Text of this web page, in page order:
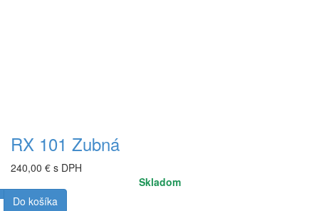
RX 101 Zubná
240,00 € s DPH
Skladom
Do košíka